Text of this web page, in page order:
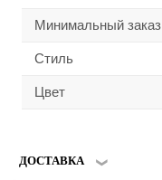
Минимальный заказ
Стиль
Цвет
ДОСТАВКА